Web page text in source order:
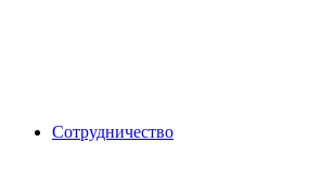
Сотрудничество